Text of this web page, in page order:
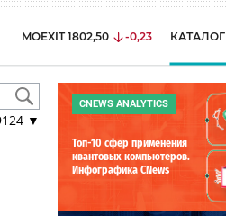
MOEXIT 1802,50 -0,23 КАТАЛОГ
▼
CNEWS ANALYTICS
Топ-10 сфер применения
квантовых компьютеров.
Инфографика CNews